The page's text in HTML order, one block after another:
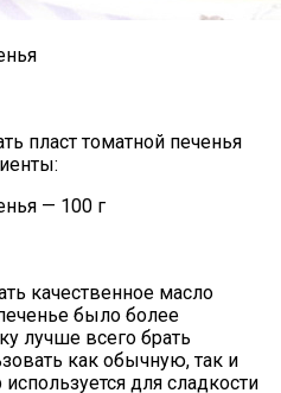
пласт томатной печенья
— 100 г
качественное масло
было более
лучше всего брать
как обычную, так и
для сладкости